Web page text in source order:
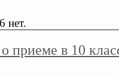
нет.
о приеме в 10